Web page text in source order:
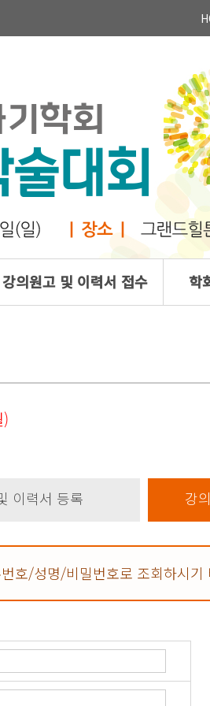
강의원고 및 이력서 접수 학
이력서 등록 강
호/성명/비밀번호로 조회하시기